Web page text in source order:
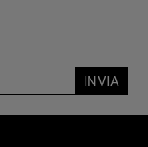
INVIA